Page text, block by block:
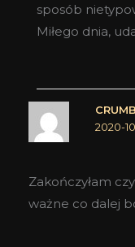
sposób
Miłego dnia,
2020-
Zakończyłam
ważne co dalej